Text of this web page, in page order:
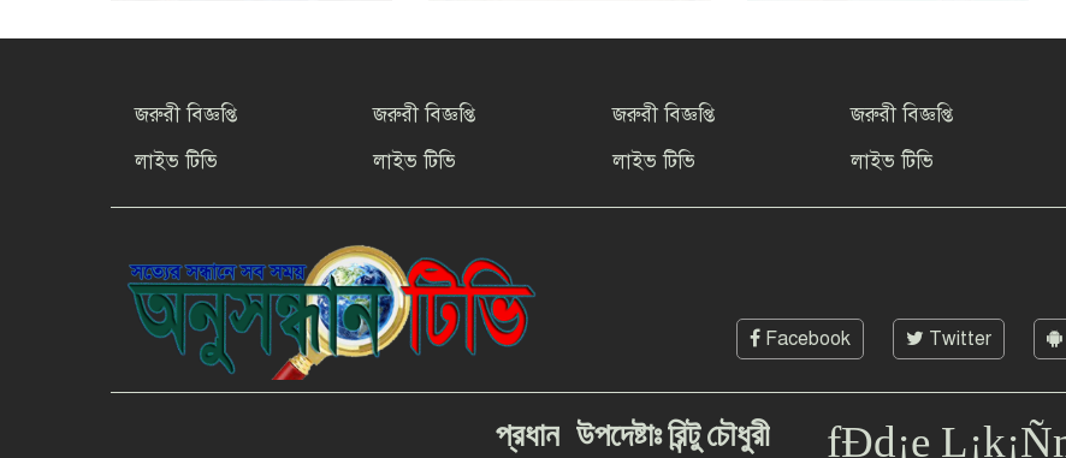
জরুরী বিজ্ঞপ্তি
লাইভ টিভি
জরুরী বিজ্ঞপ্তি
লাইভ টিভি
জরুরী বিজ্ঞপ্তি
লাইভ টিভি
জরুরী বিজ্ঞপ্তি
লাইভ টিভি
Facebook Twitter
প্রধান উপদেষ্টাঃরিন্টু চৌধুরী fÐd¡e